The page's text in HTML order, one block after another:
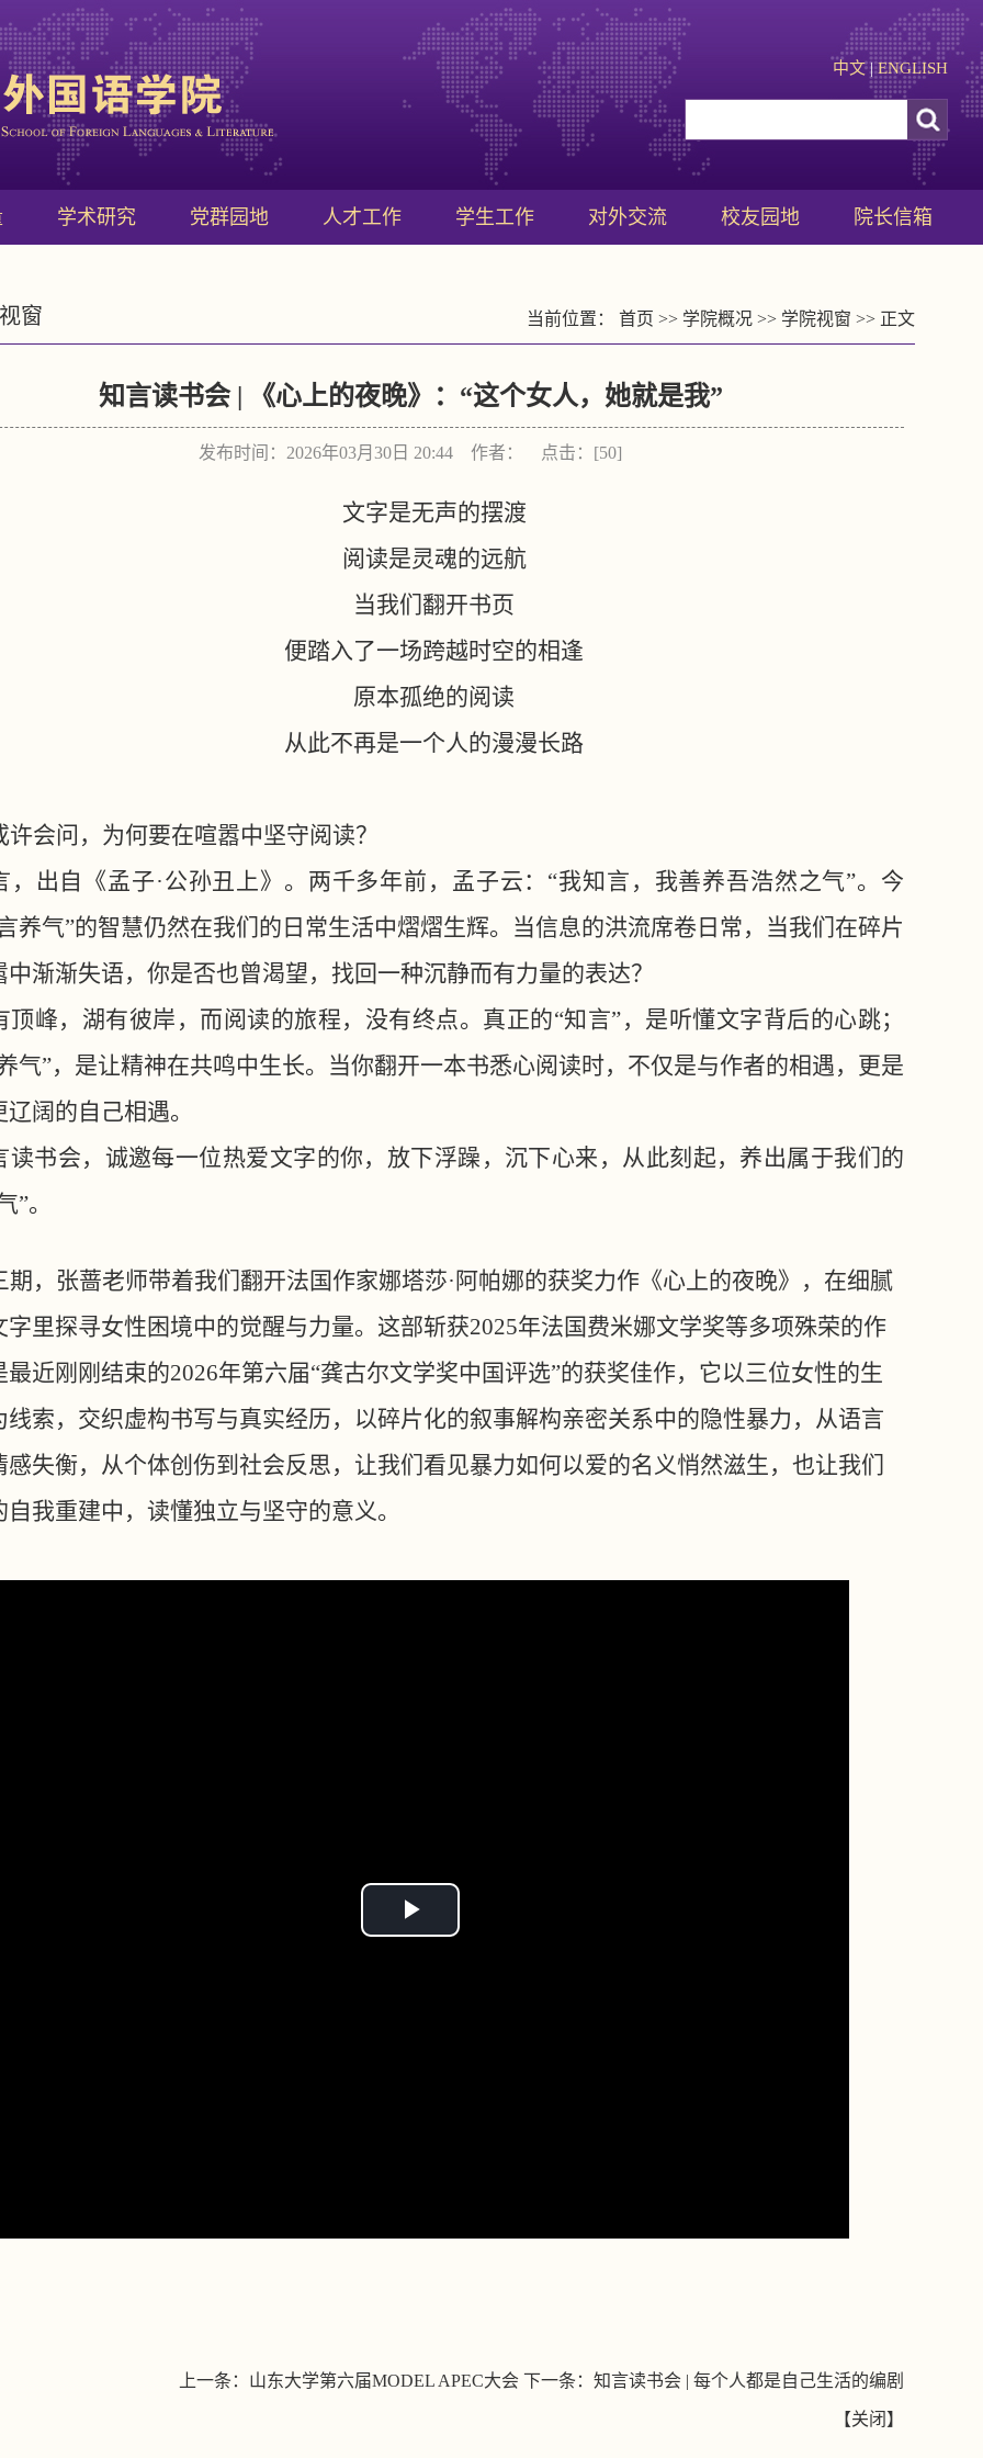
中文|ENGLISH
学术研究 党群园地 人才工作 学生工作 对外交流 校友园地 院长信箱
窗 当前位置： 首页 >> 学院概况 >> 学院视窗 >> 正文
知言读书会 | 《心上的夜晚》：“这个女人，她就是我”
发布时间：2026年03月30日 20:44 作者： 点击：[50]
文字是无声的摆渡
阅读是灵魂的远航
当我们翻开书页
便踏入了一场跨越时空的相逢
原本孤绝的阅读
从此不再是一个人的漫漫长路
许会问，为何要在喧嚣中坚守阅读？
，出自《孟子·公孙丑上》。两千多年前，孟子云：“我知言，我善养吾浩然之气”。今
养气”的智慧仍然在我们的日常生活中熠熠生辉。当信息的洪流席卷日常，当我们在碎片
中渐渐失语，你是否也曾渴望，找回一种沉静而有力量的表达？
顶峰，湖有彼岸，而阅读的旅程，没有终点。真正的“知言”，是听懂文字背后的心跳；
气”，是让精神在共鸣中生长。当你翻开一本书悉心阅读时，不仅是与作者的相遇，更是
阔的自己相遇。
读书会，诚邀每一位热爱文字的你，放下浮躁，沉下心来，从此刻起，养出属于我们的
”。
期，张蔷老师带着我们翻开法国作家娜塔莎·阿帕娜的获奖力作《心上的夜晚》，在细腻
字里探寻女性困境中的觉醒与力量。这部斩获2025年法国费米娜文学奖等多项殊荣的作
最近刚刚结束的2026年第六届“龚古尔文学奖中国评选”的获奖佳作，它以三位女性的生
线索，交织虚构书写与真实经历，以碎片化的叙事解构亲密关系中的隐性暴力，从语言
感失衡，从个体创伤到社会反思，让我们看见暴力如何以爱的名义悄然滋生，也让我们
我重建中，读懂独立与坚守的意义。
Play
上一条： 山东大学第六届MODEL APEC大会 下一条： 知言读书会 | 每个人都是自己生活的编剧
【关闭 】